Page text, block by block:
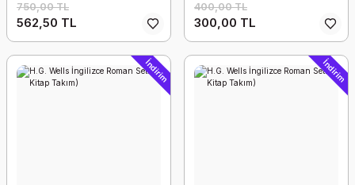
750,00 TL
562,50 TL
400,00 TL
300,00 TL
İndirim İndirim